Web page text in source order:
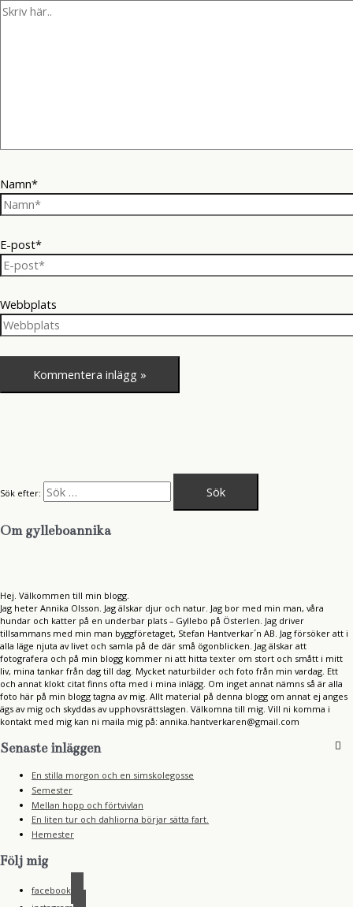
Namn*
E-post*
Webbplats
Sök efter:
Om gylleboannika
Hej. Välkommen till min blogg.
Jag heter Annika Olsson. Jag älskar djur och natur. Jag bor med min man, våra
hundar och katter på en underbar plats – Gyllebo på Österlen. Jag driver
tillsammans med min man byggföretaget, Stefan Hantverkar´n AB. Jag försöker att i
alla läge njuta av livet och samla på de där små ögonblicken. Jag älskar att
fotografera och på min blogg kommer ni att hitta texter om stort och smått i mitt
liv, mina tankar från dag till dag. Mycket naturbilder och foto från min vardag. Ett
och annat klokt citat finns ofta med i mina inlägg. Om inget annat nämns så är alla
foto här på min blogg tagna av mig. Allt material på denna blogg om annat ej anges
ägs av mig och skyddas av upphovsrättslagen. Välkomna till mig. Vill ni komma i
kontakt med mig kan ni maila mig på: annika.hantverkaren@gmail.com
Senaste inläggen
En stilla morgon och en simskolegosse
Semester
Mellan hopp och förtvivlan
En liten tur och dahliorna börjar sätta fart.
Hemester
Följ mig
facebook